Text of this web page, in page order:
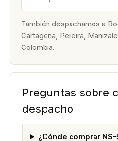
También despachamos a
Cartagena, Pereira,
Colombia.
Preguntas sobre
despacho
¿Dónde comprar